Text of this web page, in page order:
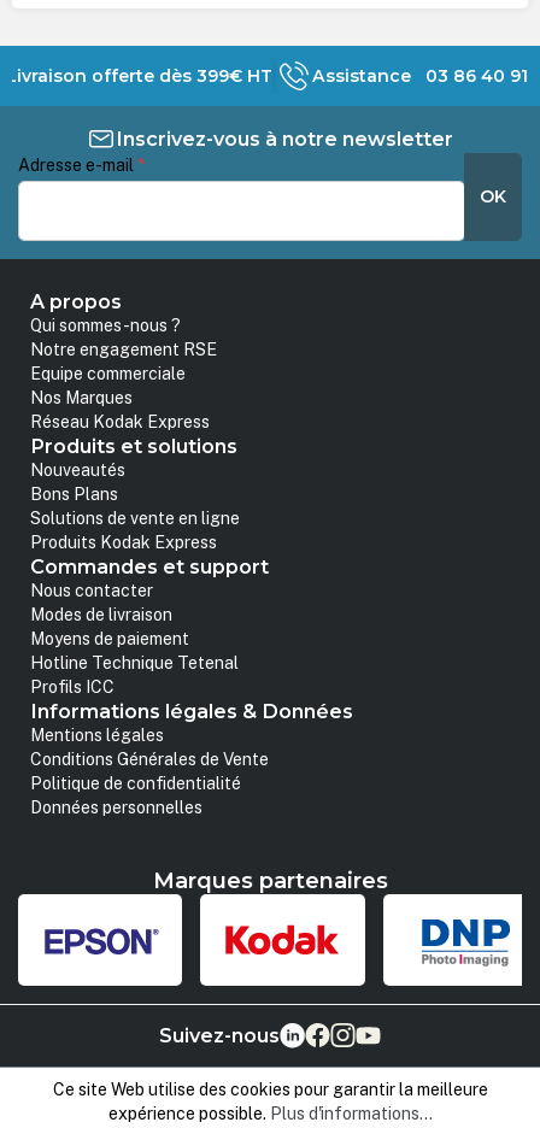
Livraison offerte dès 399€ HT Assistance 03 86 40 91
Inscrivez-vous à notre newsletter
Adresse e-mail *
OK
A propos
Qui sommes-nous ?
Notre engagement RSE
Equipe commerciale
Nos Marques
Réseau Kodak Express
Produits et solutions
Nouveautés
Bons Plans
Solutions de vente en ligne
Produits Kodak Express
Commandes et support
Nous contacter
Modes de livraison
Moyens de paiement
Hotline Technique Tetenal
Profils ICC
Informations légales & Données
Mentions légales
Conditions Générales de Vente
Politique de confidentialité
Données personnelles
Marques partenaires
Suivez-nous
Ce site Web utilise des cookies pour garantir la meilleure
expérience possible. Plus d'informations...